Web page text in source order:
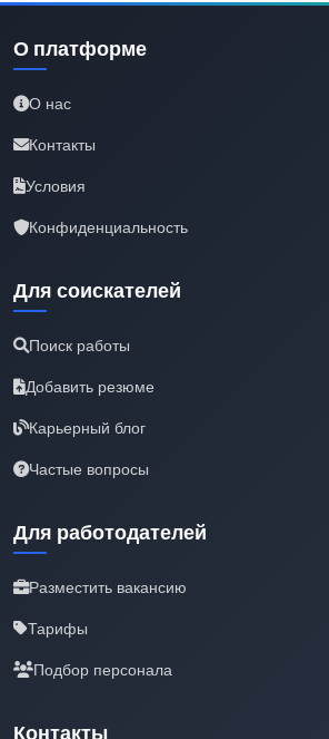
О платформе
О нас
Контакты
Условия
Конфиденциальность
Для соискателей
Поиск работы
Добавить резюме
Карьерный блог
Частые вопросы
Для работодателей
Разместить вакансию
Тарифы
Подбор персонала
Контакты